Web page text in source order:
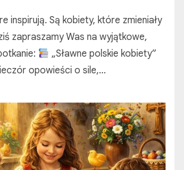
inspirują. Są kobiety, które zmieniały
zapraszamy Was na wyjątkowe,
„Sławne polskie kobiety”
opowieści o sile,…